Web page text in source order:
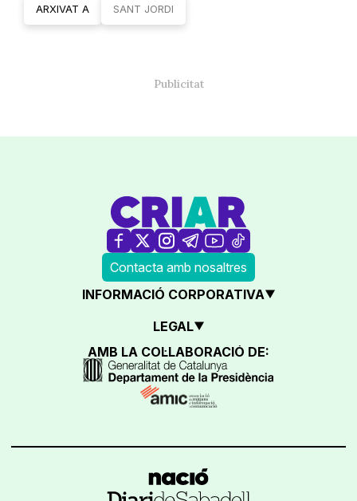
ARXIVAT A SANT JORDI
Contacta amb nosaltres
INFORMACIÓ CORPORATIVA
LEGAL
AMB LA COL·LABORACIÓ DE: